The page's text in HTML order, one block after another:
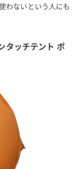
わないという人にも
タッチテント ポ